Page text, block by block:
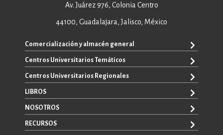
Av. Juárez 976, Colonia Centro
44100, Guadalajara, Jalisco, México
Comercialización y almacén general
+52 33 3640 6326
+52 33 3640 4595
ventas@editorial.udg.mx
WhatsApp: +52 33 1433 6869
Centros Universitarios Temáticos
CUAAD
CUCEA
CUCBA
CUCEI
Centros Universitarios Regionales
CUALTOS
CUCHAPALA
CUCOSTA
LIBROS
TODOS LOS LIBROS
E-BOOKS
NOSOTROS
SOBRE NOSOTROS
RECURSOS